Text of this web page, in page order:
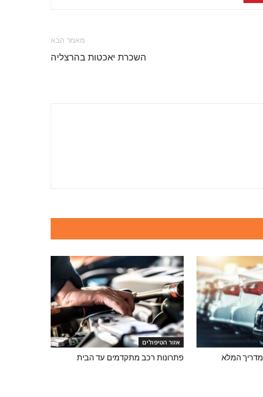
מאמר הבא
השכרת יאכטות בהרצליה
המלא
אזור הטיפולים
פתרונות רכב מתקדמים עד הבית